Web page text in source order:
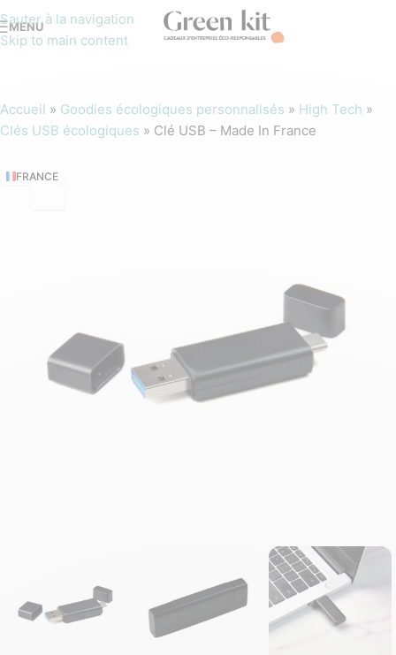
Sauter à la navigation
Skip to main content
MENU
Accueil » Goodies écologiques personnalisés » High Tech »
Clés USB écologiques » Clé USB – Made In France
FRANCE